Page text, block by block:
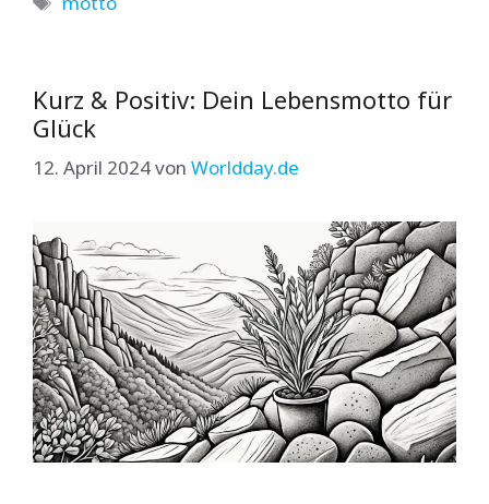
Kurz & Positiv: Dein Lebensmotto für
Glück
12. April 2024von Worldday.de